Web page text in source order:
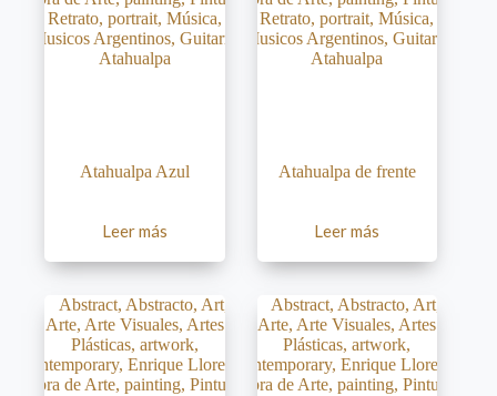
Atahualpa Azul
Leer más
Atahualpa de frente
Leer más